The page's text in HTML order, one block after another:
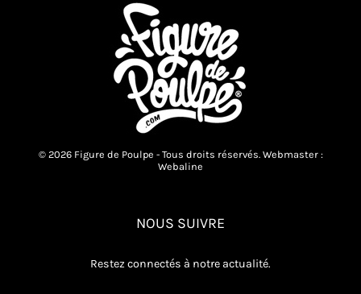
choisies
sur
la
page
du
produit
© 2026 Figure de Poulpe - Tous droits réservés. Webmaster :
Webaline
NOUS SUIVRE
Restez connectés à notre actualité.